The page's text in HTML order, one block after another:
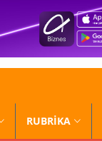
RUBRİKA